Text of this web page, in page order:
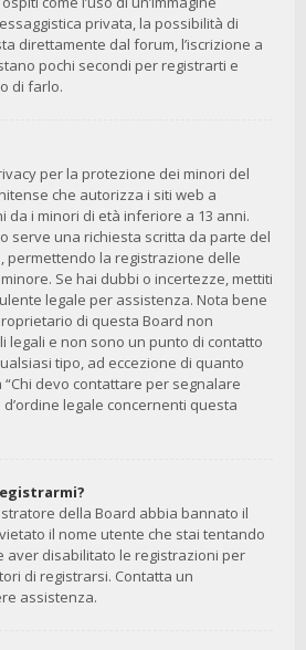
privata, la possibilità di
direttamente dal forum, l’iscrizione a
pochi secondi per registrarti e
di farlo.
per la protezione dei minori del
che autorizza i siti web a
da i minori di età inferiore a 13 anni.
serve una richiesta scritta da parte del
permettendo la registrazione delle
Se hai dubbi o incertezze, mettiti
legale per assistenza. Nota bene
di questa Board non
legali e non sono un punto di contatto
tipo, ad eccezione di quanto
devo contattare per segnalare
legale concernenti questa
della Board abbia bannato il
il nome utente che stai tentando
aver disabilitato le registrazioni per
di registrarsi. Contatta un
assistenza.